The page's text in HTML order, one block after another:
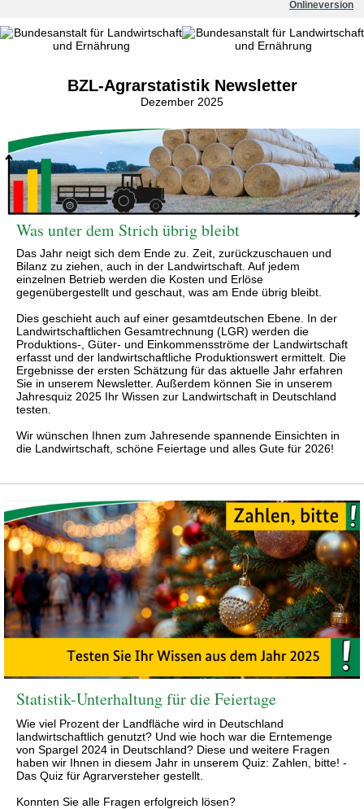
Onlineversion
BZL-Agrarstatistik Newsletter
Dezember 2025
Was unter dem Strich übrig bleibt
Das Jahr neigt sich dem Ende zu. Zeit, zurückzuschauen und
Bilanz zu ziehen, auch in der Landwirtschaft. Auf jedem
einzelnen Betrieb werden die Kosten und Erlöse
gegenübergestellt und geschaut, was am Ende übrig bleibt.
Dies geschieht auch auf einer gesamtdeutschen Ebene. In der
Landwirtschaftlichen Gesamtrechnung (LGR) werden die
Produktions-, Güter- und Einkommensströme der Landwirtschaft
erfasst und der landwirtschaftliche Produktionswert ermittelt. Die
Ergebnisse der ersten Schätzung für das aktuelle Jahr erfahren
Sie in unserem Newsletter. Außerdem können Sie in unserem
Jahresquiz 2025 Ihr Wissen zur Landwirtschaft in Deutschland
testen.
Wir wünschen Ihnen zum Jahresende spannende Einsichten in
die Landwirtschaft, schöne Feiertage und alles Gute für 2026!
Statistik-Unterhaltung für die Feiertage
Wie viel Prozent der Landfläche wird in Deutschland
landwirtschaftlich genutzt? Und wie hoch war die Erntemenge
von Spargel 2024 in Deutschland? Diese und weitere Fragen
haben wir Ihnen in diesem Jahr in unserem Quiz: Zahlen, bitte! -
Das Quiz für Agrarversteher gestellt.
Konnten Sie alle Fragen erfolgreich lösen?